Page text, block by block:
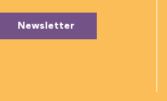
Newsletter